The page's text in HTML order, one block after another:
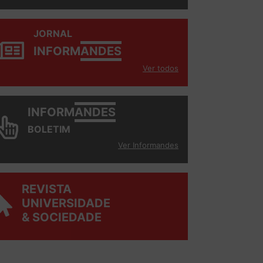
JORNAL
INFORMANDES
Ver todos
INFORMANDES
BOLETIM
Ver Informandes
REVISTA
UNIVERSIDADE
& SOCIEDADE